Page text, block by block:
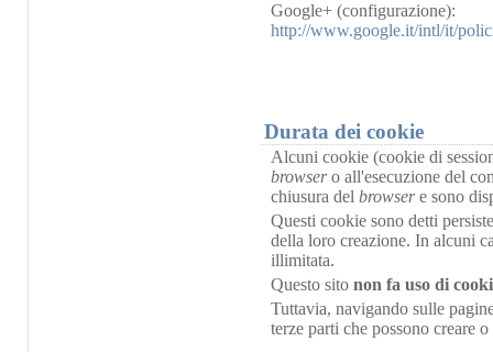
Google+ (configurazione):
http://www.google.it/intl/it/
Durata dei cookie
Alcuni cookie (cookie di
browsero all'esecuzione del
chiusura delbrowsere sono
Questi cookie sono detti
della loro creazione. In alcuni
illimitata.
Questo sitonon fa uso di
Tuttavia, navigando sulle
terze parti che possono creare